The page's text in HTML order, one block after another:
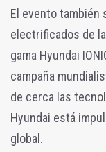
El evento también
electrificados de
gama Hyundai
campaña
de cerca las
Hyundai está
global.